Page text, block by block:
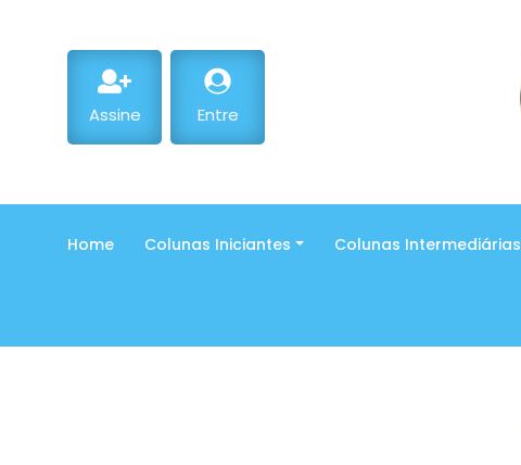
Assine Entre
Home Colunas Iniciantes Colunas Intermediárias